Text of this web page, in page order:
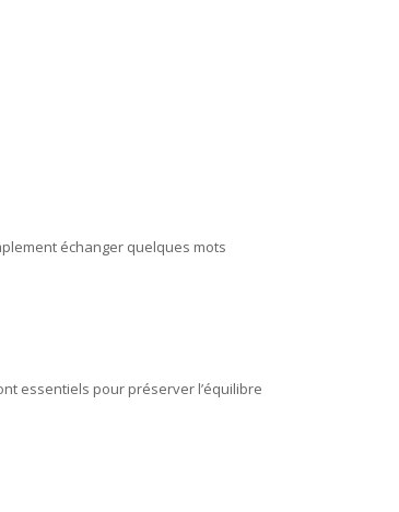
échanger quelques mots
essentiels pour préserver l’équilibre